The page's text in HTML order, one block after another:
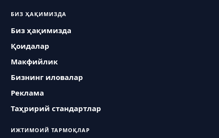
БИЗ ҲАҚИМИЗДА
Биз ҳақимизда
Қоидалар
Макфийлик
Бизнинг иловалар
Реклама
Таҳририй стандартлар
ИЖТИМОИЙ ТАРМОҚЛАР